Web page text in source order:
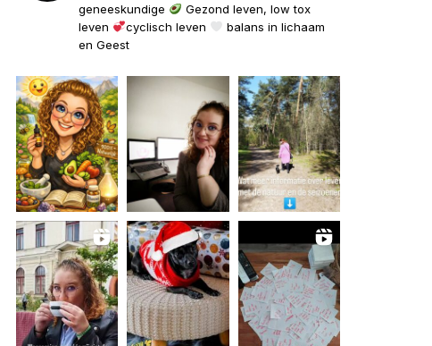
geneeskundige
Gezond leven, low tox
leven
cyclisch leven
balans in lichaam
en Geest